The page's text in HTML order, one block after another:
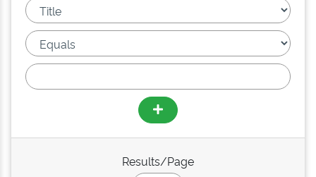
Results/Page